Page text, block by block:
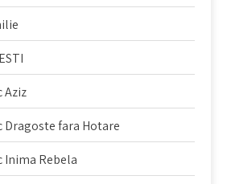
Aziz
Dragoste fara Hotare
Inima Rebela